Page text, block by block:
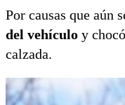
Por causas que aún
del vehículo y
calzada.